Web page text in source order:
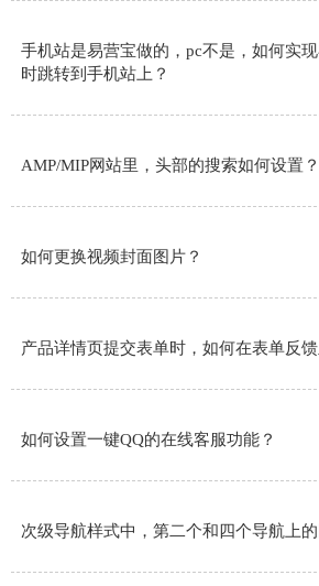
手机站是易营宝做的，pc不是，如何实
时跳转到手机站上？
AMP/MIP网站里，头部的搜索如何设置？
如何更换视频封面图片？
产品详情页提交表单时，如何在表单反
如何设置一键QQ的在线客服功能？
次级导航样式中，第二个和四个导航上